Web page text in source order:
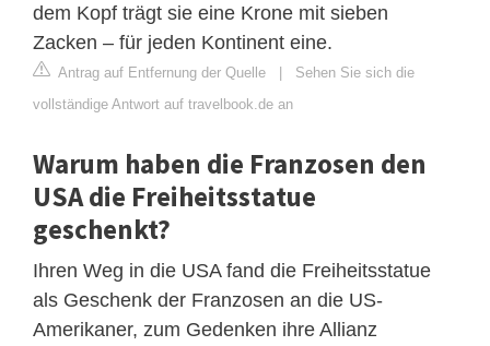
dem Kopf trägt sie eine Krone mit sieben
Zacken – für jeden Kontinent eine.
Antrag auf Entfernung der Quelle | Sehen Sie sich die
vollständige Antwort auf travelbook.de an
Warum haben die Franzosen den
USA die Freiheitsstatue
geschenkt?
Ihren Weg in die USA fand die Freiheitsstatue
als Geschenk der Franzosen an die US-
Amerikaner, zum Gedenken ihre Allianz